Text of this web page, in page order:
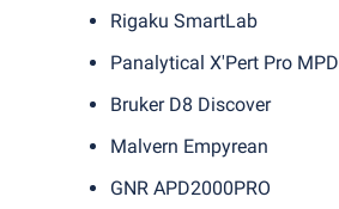
Rigaku SmartLab
Panalytical X'Pert Pro MPD
Bruker D8 Discover
Malvern Empyrean
GNR APD2000PRO